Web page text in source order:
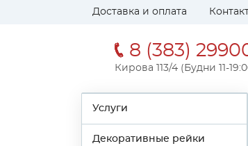
Доставка и оплата
8 (383)
Кирова 113/4 (Будни 11-
Услуги
Декоративные рейки